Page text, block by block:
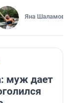
Яна Шаламова
муж дает